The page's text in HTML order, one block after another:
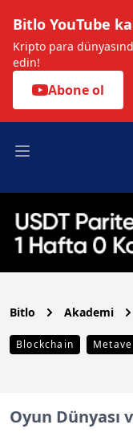
Bitlo YouTube
Kripto para
edin!
Abone ol
Open main menu
Bitlo Akademi
Blockchain
Oyun Dünyası